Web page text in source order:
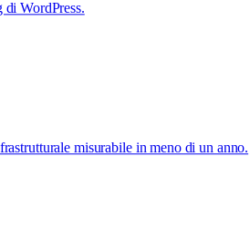
WordPress.
misurabile in meno di un anno.